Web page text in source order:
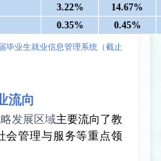
3.22%
14.67%
0.35% 0.45%
毕业生就业信息管理系统（截止
流向
发展区域主要流向了教
会管理与服务等重点领